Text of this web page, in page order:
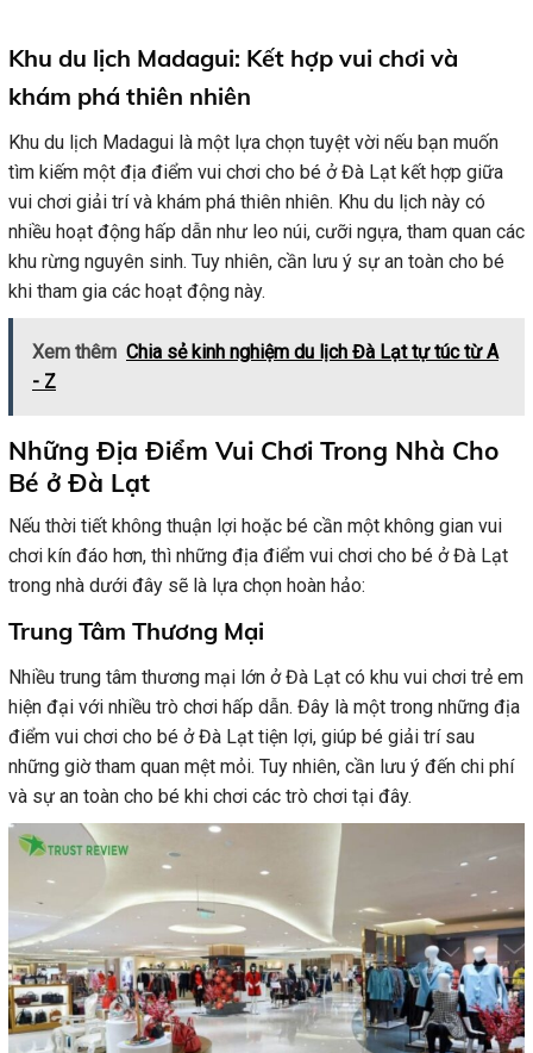
Khu du lịch Madagui: Kết hợp vui chơi và
khám phá thiên nhiên
Khu du lịch Madagui là một lựa chọn tuyệt vời nếu bạn muốn
tìm kiếm một địa điểm vui chơi cho bé ở Đà Lạt kết hợp giữa
vui chơi giải trí và khám phá thiên nhiên. Khu du lịch này có
nhiều hoạt động hấp dẫn như leo núi, cưỡi ngựa, tham quan các
khu rừng nguyên sinh. Tuy nhiên, cần lưu ý sự an toàn cho bé
khi tham gia các hoạt động này.
Xem thêm Chia sẻ kinh nghiệm du lịch Đà Lạt tự túc từ A
- Z
Những Địa Điểm Vui Chơi Trong Nhà Cho
Bé ở Đà Lạt
Nếu thời tiết không thuận lợi hoặc bé cần một không gian vui
chơi kín đáo hơn, thì những địa điểm vui chơi cho bé ở Đà Lạt
trong nhà dưới đây sẽ là lựa chọn hoàn hảo:
Trung Tâm Thương Mại
Nhiều trung tâm thương mại lớn ở Đà Lạt có khu vui chơi trẻ em
hiện đại với nhiều trò chơi hấp dẫn. Đây là một trong những địa
điểm vui chơi cho bé ở Đà Lạt tiện lợi, giúp bé giải trí sau
những giờ tham quan mệt mỏi. Tuy nhiên, cần lưu ý đến chi phí
và sự an toàn cho bé khi chơi các trò chơi tại đây.